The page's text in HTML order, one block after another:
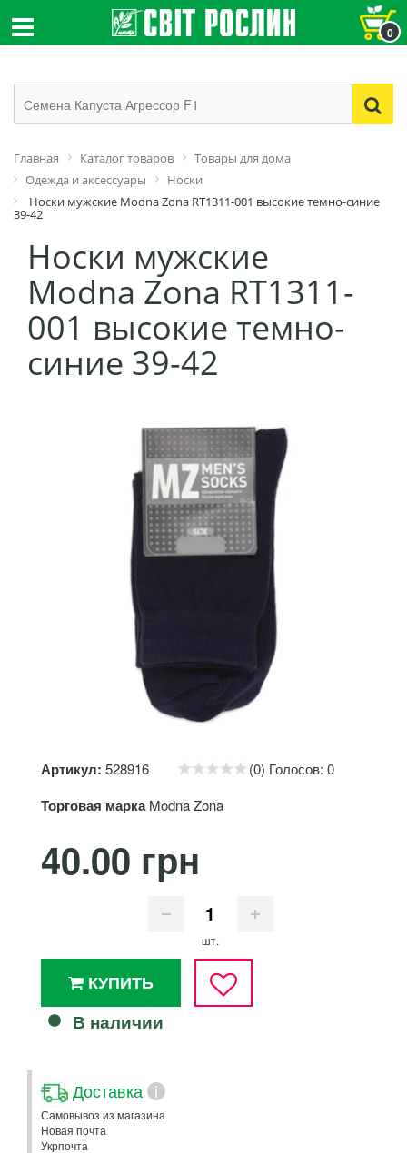
0
Главная Каталог товаров
Товары для дома
Одежда и аксессуары
Носки
Носки мужские Modna Zona RT1311-001 высокие темно-синие
39-42
Носки мужские
Modna Zona RT1311-
001 высокие темно-
синие 39-42
Артикул: 528916 (0) Голосов: 0
Торговая марка Modna Zona
40.00 грн
шт.
КУПИТЬ
В наличии
Доставка i
Самовывоз из магазина
Новая почта
Укрпочта